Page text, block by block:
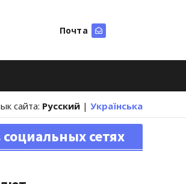
Почта
сайта: Русский | Українська
сетях